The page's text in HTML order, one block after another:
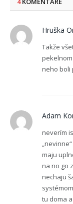
Hruška
Takže
neho boli
Adam
neverím
maju
na no go
nechaju
tu doma